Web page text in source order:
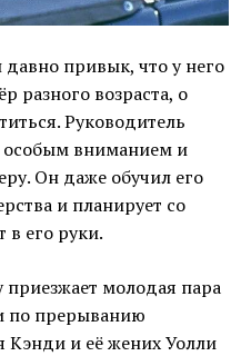
привык, что у него
разного возраста, о
Руководитель
особым вниманием и
Он даже обучил его
и планирует со
его руки.
молодая пара
по прерыванию
Кэнди и её жених Уолли